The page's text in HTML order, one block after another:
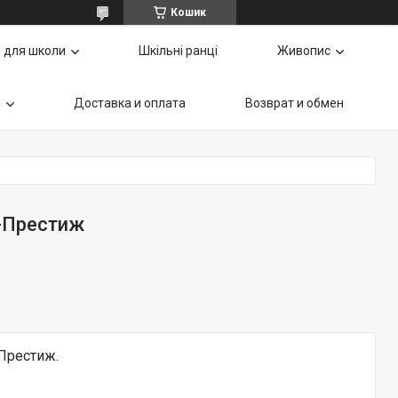
Кошик
для школи Шкільні ранці Живопис
Доставка и оплата Возврат и обмен
Престиж